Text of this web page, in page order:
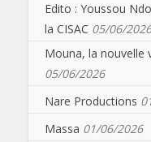
Edito : Youssou
la CISAC 05/06/2026
Mouna, la nouvelle
05/06/2026
Nare Productions
Massa 01/06/2026